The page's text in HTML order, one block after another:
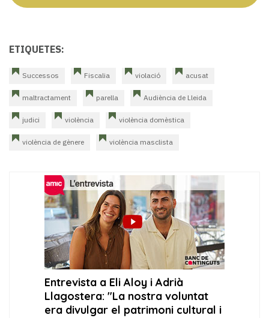
ETIQUETES:
Successos Fiscalia violació acusat
maltractament parella Audiència de Lleida
judici violència violència domèstica
violència de gènere violència masclista